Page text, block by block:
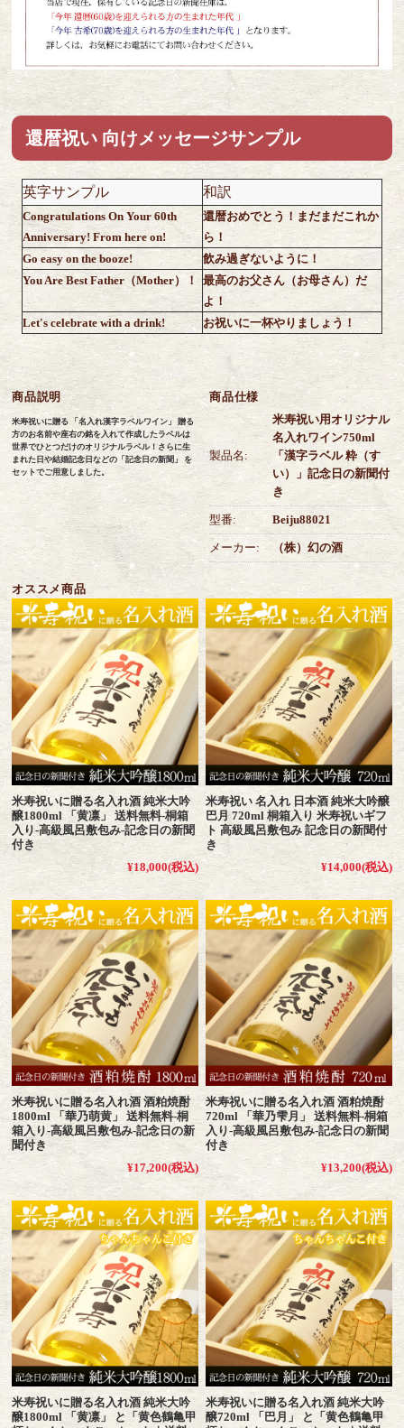
還暦祝い 向けメッセージサンプル
英字サンプル 和訳
Congratulations On Your 60th
Anniversary! From here on!
還暦おめでとう！まだまだこれか
ら！
Go easy on the booze!
飲み過ぎないように！
You Are Best Father（Mother）！
最高のお父さん（お母さん）だ
よ！
Let's celebrate with a drink!
お祝いに一杯やりましょう！
商品説明
米寿祝いに贈る 「名入れ漢字ラベルワイン」 贈る
方のお名前や座右の銘を入れて作成したラベルは
世界でひとつだけのオリジナルラベル！さらに生
まれた日や結婚記念日などの「記念日の新聞」 を
セットでご用意しました。
商品仕様
製品名:
米寿祝い用オリジナル
名入れワイン750ml
「漢字ラベル 粋（す
い）」記念日の新聞付
き
型番: Beiju88021
メーカー: （株）幻の酒
オススメ商品
米寿祝いに贈る名入れ酒 純米大吟
醸1800ml 「黄凛」 送料無料-桐箱
入り-高級風呂敷包み-記念日の新聞
付き
¥18,000(税込)
米寿祝い 名入れ 日本酒 純米大吟醸
巴月 720ml 桐箱入り 米寿祝いギフ
ト 高級風呂敷包み 記念日の新聞付
き
¥14,000(税込)
米寿祝いに贈る名入れ酒 酒粕焼酎
1800ml 「華乃萌黄」 送料無料-桐
箱入り-高級風呂敷包み-記念日の新
聞付き
¥17,200(税込)
米寿祝いに贈る名入れ酒 酒粕焼酎
720ml 「華乃雫月」 送料無料-桐箱
入り-高級風呂敷包み-記念日の新聞
付き
¥13,200(税込)
米寿祝いに贈る名入れ酒 純米大吟
醸1800ml 「黄凛」 と「黄色鶴亀甲
米寿祝いに贈る名入れ酒 純米大吟
醸720ml 「巴月」 と「黄色鶴亀甲